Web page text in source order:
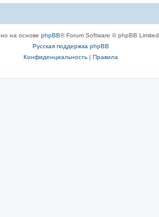
на основе phpBB® Forum Software © phpBB Limited
Русская поддержка phpBB
Конфиденциальность| Правила